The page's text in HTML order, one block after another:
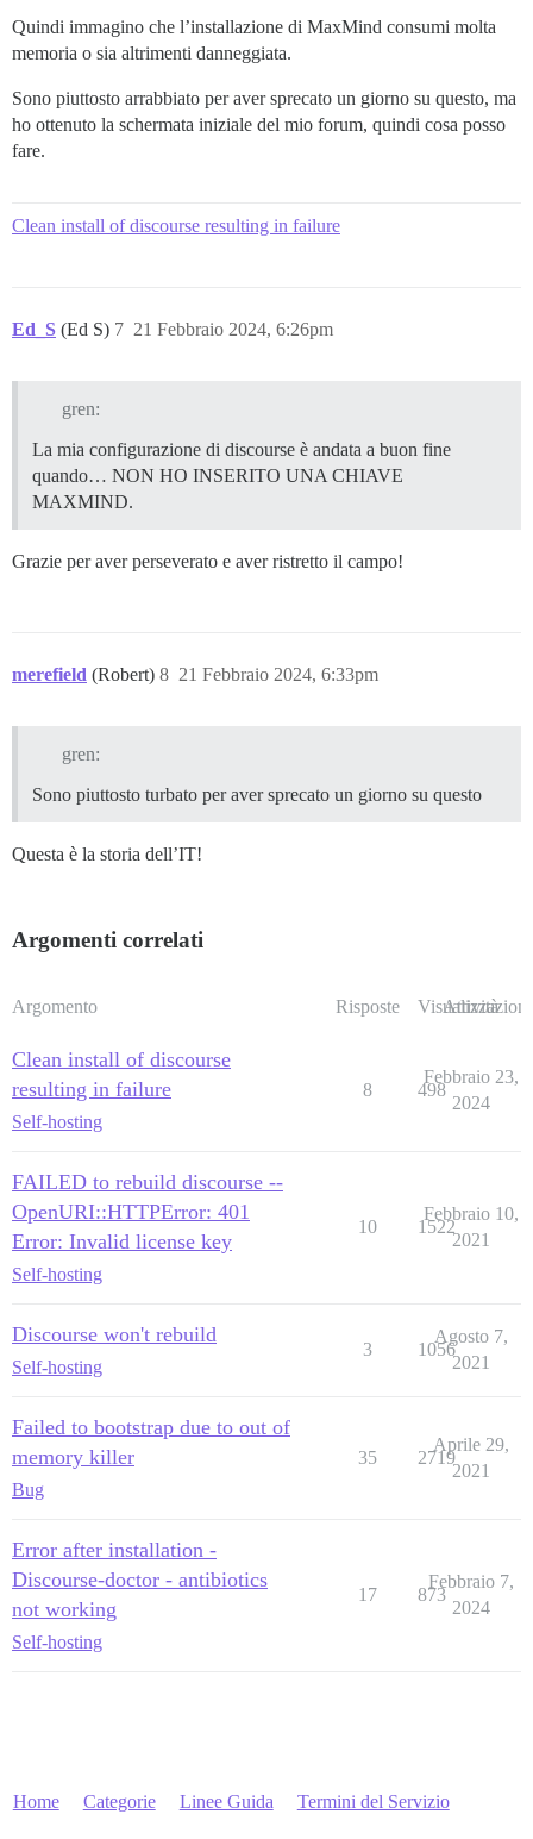
Quindi immagino che l’installazione di MaxMind consumi molta
memoria o sia altrimenti danneggiata.
Sono piuttosto arrabbiato per aver sprecato un giorno su questo, ma
ho ottenuto la schermata iniziale del mio forum, quindi cosa posso
fare.
Clean install of discourse resulting in failure
Ed_S (Ed S) 21 Febbraio 2024, 6:26pm
7
gren:
La mia configurazione di discourse è andata a buon fine
quando… NON HO INSERITO UNA CHIAVE
MAXMIND.
Grazie per aver perseverato e aver ristretto il campo!
merefield (Robert) 21 Febbraio 2024, 6:33pm
8
gren:
Sono piuttosto turbato per aver sprecato un giorno su questo
Questa è la storia dell’IT!
Argomenti correlati
Argomento Risposte Visualizzazioni
Attività
Clean install of discourse
resulting in failure
Self-hosting
8 498
Febbraio 23,
2024
FAILED to rebuild discourse --
OpenURI::HTTPError: 401
Error: Invalid license key
Self-hosting
10 1522
Febbraio 10,
2021
Discourse won't rebuild
Self-hosting
3 1056
Agosto 7,
2021
Failed to bootstrap due to out of
memory killer
Bug
35 2719
Aprile 29,
2021
Error after installation -
Discourse-doctor - antibiotics
not working
Self-hosting
17 873
Febbraio 7,
2024
Home Categorie Linee Guida Termini del Servizio